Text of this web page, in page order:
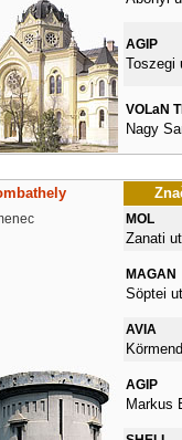
AGIP
Toszegi
VOLaN
Nagy
MOL
Zanati
MAGAN
Söptei
AVIA
AGIP
Markus